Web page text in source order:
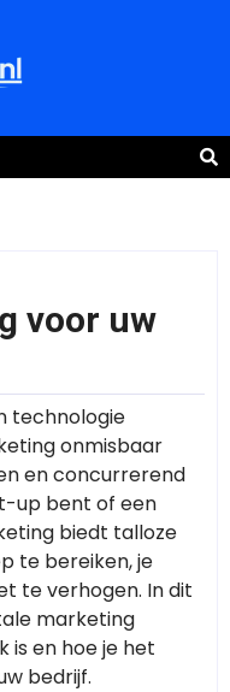
voor uw
technologie
onmisbaar
en concurrerend
up bent of een
biedt talloze
te bereiken, je
te verhogen. In dit
marketing
is en hoe je het
bedrijf.